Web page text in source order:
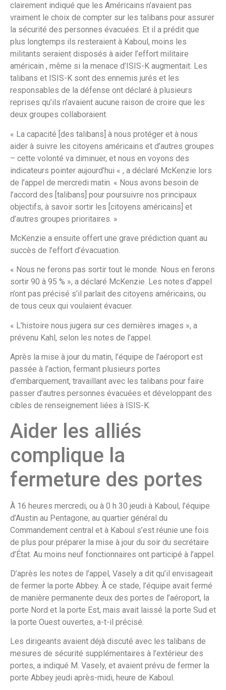
clairement indiqué que les Américains n’avaient pas
vraiment le choix de compter sur les talibans pour assurer
la sécurité des personnes évacuées. Et il a prédit que
plus longtemps ils resteraient à Kaboul, moins les
militants seraient disposés à aider l’effort militaire
américain , même si la menace d’ISIS-K augmentait. Les
talibans et ISIS-K sont des ennemis jurés et les
responsables de la défense ont déclaré à plusieurs
reprises qu’ils n’avaient aucune raison de croire que les
deux groupes collaboraient.
« La capacité [des talibans] à nous protéger et à nous
aider à suivre les citoyens américains et d’autres groupes
– cette volonté va diminuer, et nous en voyons des
indicateurs pointer aujourd’hui « , a déclaré McKenzie lors
de l’appel de mercredi matin. « Nous avons besoin de
l’accord des [talibans] pour poursuivre nos principaux
objectifs, à savoir sortir les [citoyens américains] et
d’autres groupes prioritaires. »
McKenzie a ensuite offert une grave prédiction quant au
succès de l’effort d’évacuation.
« Nous ne ferons pas sortir tout le monde. Nous en ferons
sortir 90 à 95 % », a déclaré McKenzie. Les notes d’appel
n’ont pas précisé s’il parlait des citoyens américains, ou
de tous ceux qui voulaient évacuer.
« L’histoire nous jugera sur ces dernières images », a
prévenu Kahl, selon les notes de l’appel.
Après la mise à jour du matin, l’équipe de l’aéroport est
passée à l’action, fermant plusieurs portes
d’embarquement, travaillant avec les talibans pour faire
passer d’autres personnes évacuées et développant des
cibles de renseignement liées à ISIS-K.
Aider les alliés
complique la
fermeture des portes
À 16 heures mercredi, ou à 0 h 30 jeudi à Kaboul, l’équipe
d’Austin au Pentagone, au quartier général du
Commandement central et à Kaboul s’est réunie une fois
de plus pour préparer la mise à jour du soir du secrétaire
d’État. Au moins neuf fonctionnaires ont participé à l’appel.
D’après les notes de l’appel, Vasely a dit qu’il envisageait
de fermer la porte Abbey. À ce stade, l’équipe avait fermé
de manière permanente deux des portes de l’aéroport, la
porte Nord et la porte Est, mais avait laissé la porte Sud et
la porte Ouest ouvertes, a-t-il précisé.
Les dirigeants avaient déjà discuté avec les talibans de
mesures de sécurité supplémentaires à l’extérieur des
portes, a indiqué M. Vasely, et avaient prévu de fermer la
porte Abbey jeudi après-midi, heure de Kaboul.